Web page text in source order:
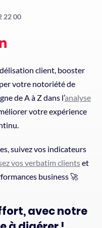
22 00
client, booster
votre notoriété de
de A à Z dans l’analyse
votre expérience
suivez vos indicateurs
vos verbatim clientset
business 🚀
avec notre